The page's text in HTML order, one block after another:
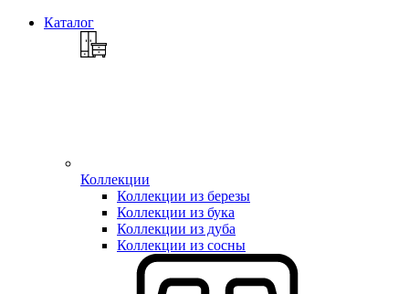
Каталог
Коллекции
Коллекции из березы
Коллекции из бука
Коллекции из дуба
Коллекции из сосны